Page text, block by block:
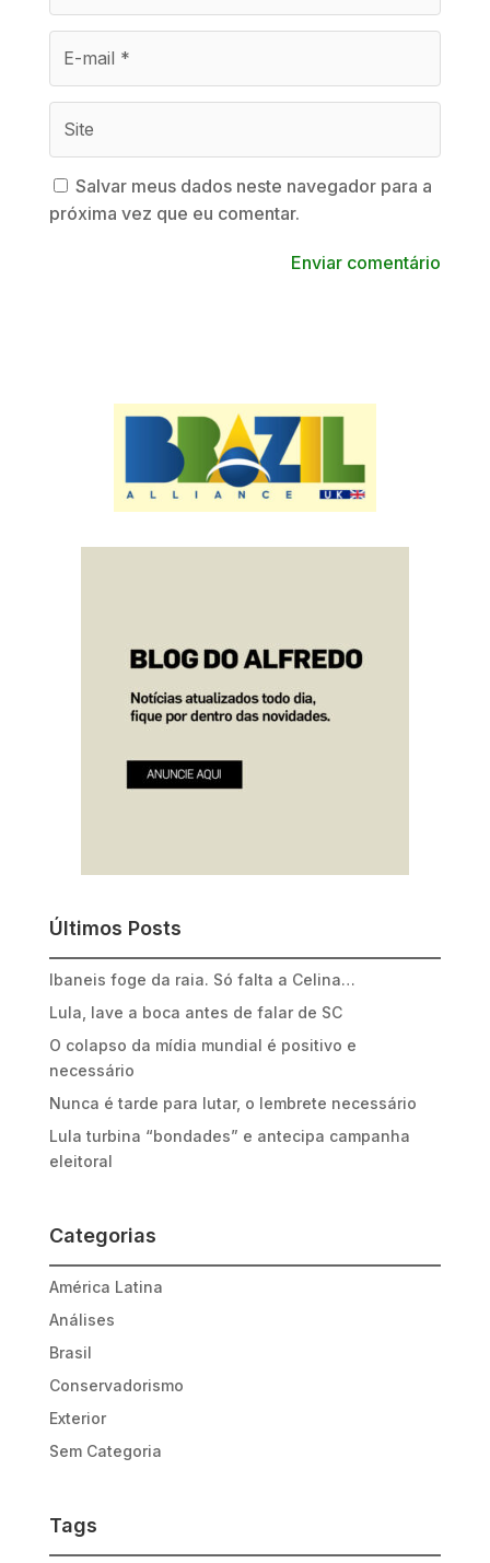
Salvar meus dados neste navegador para a
próxima vez que eu comentar.
Enviar comentário
Últimos Posts
Ibaneis foge da raia. Só falta a Celina…
Lula, lave a boca antes de falar de SC
O colapso da mídia mundial é positivo e
necessário
Nunca é tarde para lutar, o lembrete necessário
Lula turbina “bondades” e antecipa campanha
eleitoral
Categorias
América Latina
Análises
Brasil
Conservadorismo
Exterior
Sem Categoria
Tags